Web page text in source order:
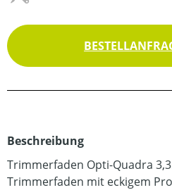
Beschreibung
Trimmerfaden Opti-Quadra
Trimmerfaden mit eckigem